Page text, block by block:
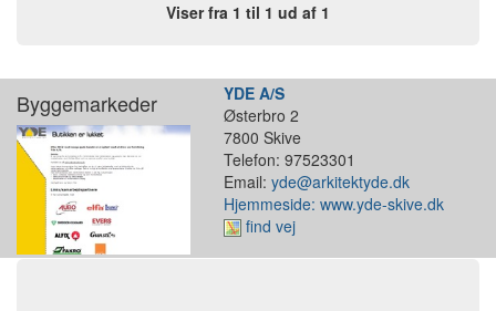
Viser fra 1 til 1 ud af 1
Byggemarkeder
YDE A/S
Østerbro 2
7800 Skive
Telefon: 97523301
Email: yde@arkitektyde.dk
Hjemmeside: www.yde-skive.dk
find vej